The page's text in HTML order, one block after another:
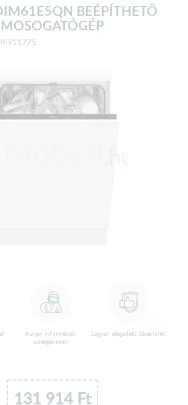
BEÉPÍTHETŐ
MOSOGATÓGÉP
Kérjen információt
kollegánktól!
Legyen elégedett Vásárlónk!
131 914Ft